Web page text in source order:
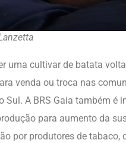
uma cultivar de batata
venda ou troca nas
A BRS Gaia também é
para aumento da
por produtores de tabaco,